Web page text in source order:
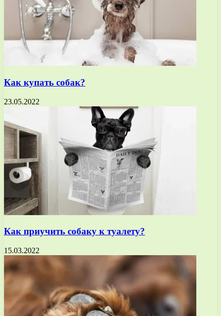
Как купать собак?
23.05.2022
Как приучить собаку к туалету?
15.03.2022